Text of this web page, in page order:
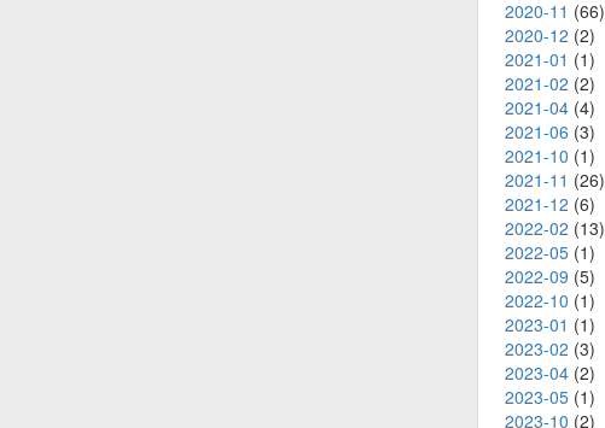
2020-11 (66)
2020-12 (2)
2021-01 (1)
2021-02 (2)
2021-04(4)
2021-06 (3)
2021-10 (1)
2021-11 (26)
2021-12 (6)
2022-02 (13)
2022-05(1)
2022-09 (5)
2022-10 (1)
2023-01 (1)
2023-02 (3)
2023-04(2)
2023-05(1)
2023-10 (2)